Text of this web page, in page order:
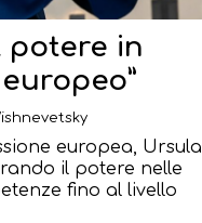
potere in
europea, Ursula
il potere nelle
fino al livello